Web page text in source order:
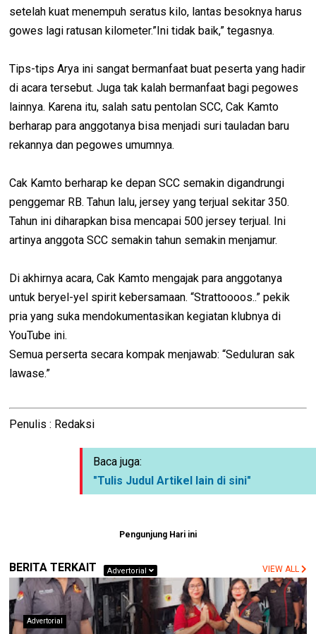
setelah kuat menempuh seratus kilo, lantas besoknya harus
gowes lagi ratusan kilometer.”Ini tidak baik,” tegasnya.
Tips-tips Arya ini sangat bermanfaat buat peserta yang hadir
di acara tersebut. Juga tak kalah bermanfaat bagi pegowes
lainnya. Karena itu, salah satu pentolan SCC, Cak Kamto
berharap para anggotanya bisa menjadi suri tauladan baru
rekannya dan pegowes umumnya.
Cak Kamto berharap ke depan SCC semakin digandrungi
penggemar RB. Tahun lalu, jersey yang terjual sekitar 350.
Tahun ini diharapkan bisa mencapai 500 jersey terjual. Ini
artinya anggota SCC semakin tahun semakin menjamur.
Di akhirnya acara, Cak Kamto mengajak para anggotanya
untuk beryel-yel spirit kebersamaan. “Strattoooos..” pekik
pria yang suka mendokumentasikan kegiatan klubnya di
YouTube ini.
Semua perserta secara kompak menjawab: “Seduluran sak
lawase.”
Penulis : Redaksi
Baca juga:
"Tulis Judul Artikel lain di sini"
Pengunjung Hari ini
BERITA TERKAIT Advertorial VIEW ALL
Advertorial